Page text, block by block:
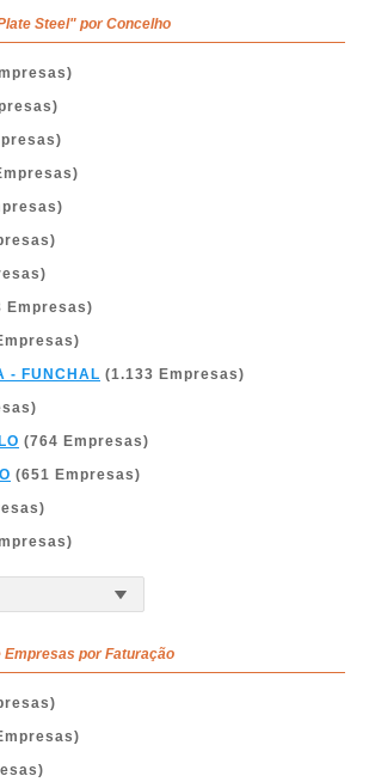
Steel" por Concelho
Empresas)
- FUNCHAL (1.133 Empresas)
(764 Empresas)
(651 Empresas)
por Faturação